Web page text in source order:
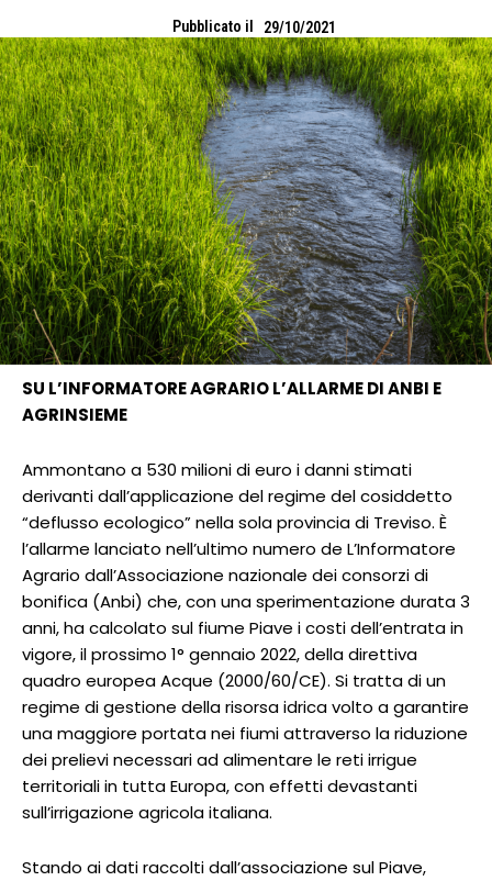
Pubblicato il 29/10/2021
SU L’INFORMATORE AGRARIO L’ALLARME DI ANBI E
AGRINSIEME
Ammontano a 530 milioni di euro i danni stimati
derivanti dall’applicazione del regime del cosiddetto
“deflusso ecologico” nella sola provincia di Treviso. È
l’allarme lanciato nell’ultimo numero de L’Informatore
Agrario dall’Associazione nazionale dei consorzi di
bonifica (Anbi) che, con una sperimentazione durata 3
anni, ha calcolato sul fiume Piave i costi dell’entrata in
vigore, il prossimo 1° gennaio 2022, della direttiva
quadro europea Acque (2000/60/CE). Si tratta di un
regime di gestione della risorsa idrica volto a garantire
una maggiore portata nei fiumi attraverso la riduzione
dei prelievi necessari ad alimentare le reti irrigue
territoriali in tutta Europa, con effetti devastanti
sull’irrigazione agricola italiana.
Stando ai dati raccolti dall’associazione sul Piave,